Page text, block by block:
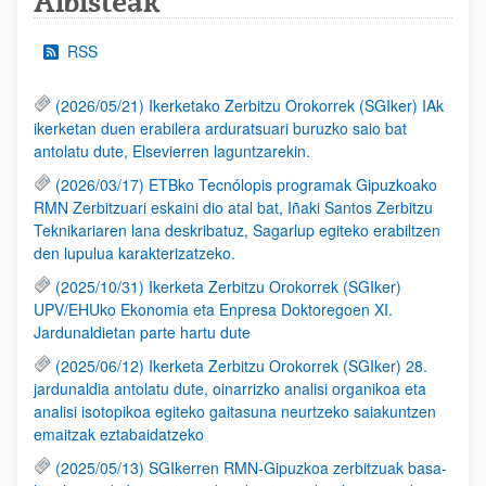
RSS
(2026/05/21) Ikerketako Zerbitzu Orokorrek (SGIker) IAk
ikerketan duen erabilera arduratsuari buruzko saio bat
antolatu dute, Elsevierren laguntzarekin.
(2026/03/17) ETBko Tecnólopis programak Gipuzkoako
RMN Zerbitzuari eskaini dio atal bat, Iñaki Santos Zerbitzu
Teknikariaren lana deskribatuz, Sagarlup egiteko erabiltzen
den lupulua karakterizatzeko.
(2025/10/31) Ikerketa Zerbitzu Orokorrek (SGIker)
UPV/EHUko Ekonomia eta Enpresa Doktoregoen XI.
Jardunaldietan parte hartu dute
(2025/06/12) Ikerketa Zerbitzu Orokorrek (SGIker) 28.
jardunaldia antolatu dute, oinarrizko analisi organikoa eta
analisi isotopikoa egiteko gaitasuna neurtzeko saiakuntzen
emaitzak eztabaidatzeko
(2025/05/13) SGIkerren RMN-Gipuzkoa zerbitzuak basa-